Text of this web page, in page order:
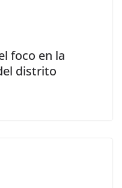
foco en la
distrito